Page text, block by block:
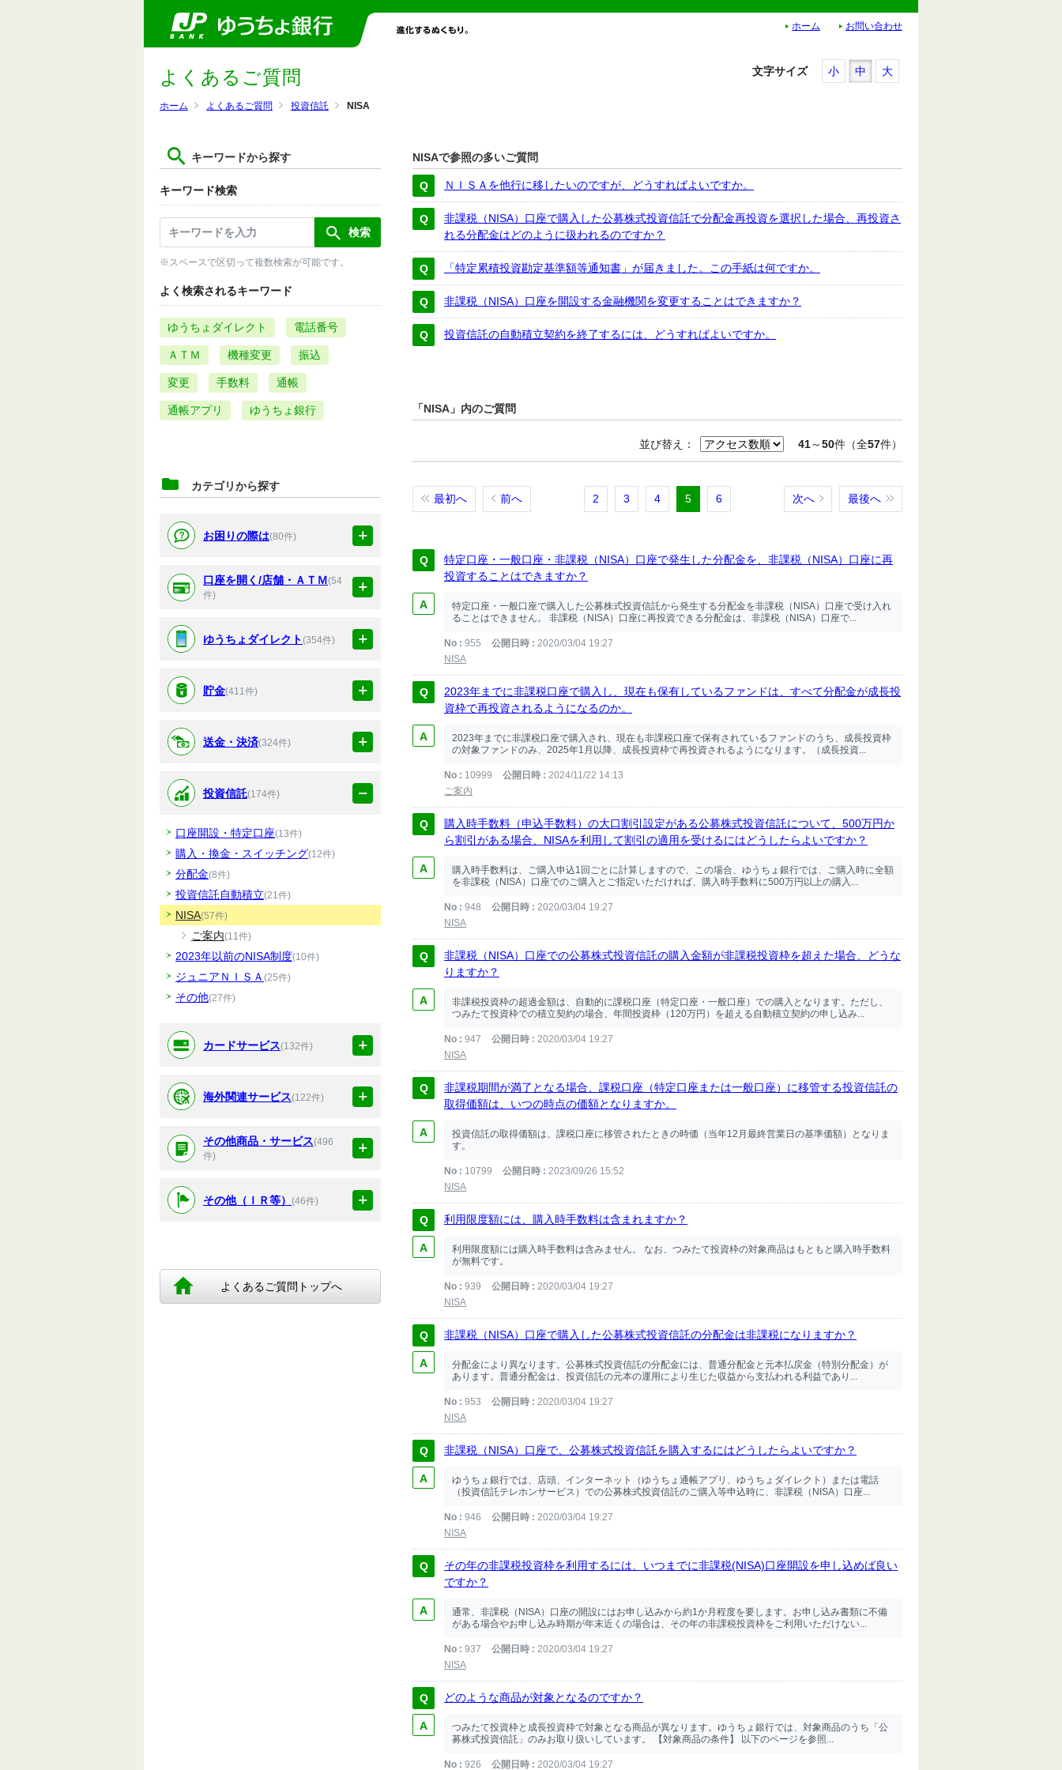
ホーム お問い合わせ
ホーム よくあるご質問 投資信託 NISA
よくあるご質問
キーワードから探す
キーワード検索
※スペースで区切って複数検索が可能です。
よく検索されるキーワード
ゆうちょダイレクト 電話番号
ＡＴＭ 機種変更 振込
変更 手数料 通帳
通帳アプリ ゆうちょ銀行
カテゴリから探す
お困りの際は(80件)
口座を開く/店舗・ＡＴＭ(54
件)
ゆうちょダイレクト(354件)
貯金(411件)
送金・決済(324件)
投資信託(174件)
口座開設・特定口座(13件)
購入・換金・スイッチング(12件)
分配金(8件)
投資信託自動積立(21件)
NISA(57件)
ご案内(11件)
2023年以前のNISA制度(10件)
ジュニアＮＩＳＡ (25件)
その他(27件)
カードサービス(132件)
海外関連サービス(122件)
その他商品・サービス(496
件)
その他（ＩＲ等） (46件)
よくあるご質問トップへ
文字サイズ 小 中 大
NISAで参照の多いご質問
ＮＩＳＡを他行に移したいのですが、どうすればよいですか。
非課税（NISA）口座で購入した公募株式投資信託で分配金再投資を選択した場合、再投資さ
れる分配金はどのように扱われるのですか？
「特定累積投資勘定基準額等通知書」が届きました。この手紙は何ですか。
非課税（NISA）口座を開設する金融機関を変更することはできますか？
投資信託の自動積立契約を終了するには、どうすればよいですか。
「NISA」内のご質問
並び替え： 41～50件（全57件）
最初へ 前へ 2 3 4 5 6 次へ 最後へ
特定口座・一般口座・非課税（NISA）口座で発生した分配金を、非課税（NISA）口座に再
投資することはできますか？
特定口座・一般口座で購入した公募株式投資信託から発生する分配金を非課税（NISA）口座で受け入れ
ることはできません。 非課税（NISA）口座に再投資できる分配金は、非課税（NISA）口座で...
No 955 公開日時
2020/03/04 19:27
NISA
2023年までに非課税口座で購入し、現在も保有しているファンドは、すべて分配金が成⾧投
資枠で再投資されるようになるのか。
2023年までに非課税口座で購入され、現在も非課税口座で保有されているファンドのうち、成⾧投資枠
の対象ファンドのみ、2025年1月以降、成⾧投資枠で再投資されるようになります。（成⾧投資...
No 10999 公開日時
2024/11/22 14:13
ご案内
購入時手数料（申込手数料）の大口割引設定がある公募株式投資信託について、500万円か
ら割引がある場合、NISAを利用して割引の適用を受けるにはどうしたらよいですか？
購入時手数料は、ご購入申込1回ごとに計算しますので、この場合、ゆうちょ銀行では、ご購入時に全額
を非課税（NISA）口座でのご購入とご指定いただければ、購入時手数料に500万円以上の購入...
No 948 公開日時
2020/03/04 19:27
NISA
非課税（NISA）口座での公募株式投資信託の購入金額が非課税投資枠を超えた場合、どうな
りますか？
非課税投資枠の超過金額は、自動的に課税口座（特定口座・一般口座）での購入となります。ただし、
つみたて投資枠での積立契約の場合、年間投資枠（120万円）を超える自動積立契約の申し込み...
No 947 公開日時
2020/03/04 19:27
NISA
非課税期間が満了となる場合、課税口座（特定口座または一般口座）に移管する投資信託の
取得価額は、いつの時点の価額となりますか。
投資信託の取得価額は、課税口座に移管されたときの時価（当年12月最終営業日の基準価額）となりま
す。
No 10799 公開日時
2023/09/26 15:52
NISA
利用限度額には、購入時手数料は含まれますか？
利用限度額には購入時手数料は含みません。 なお、つみたて投資枠の対象商品はもともと購入時手数料
が無料です。
No 939 公開日時
2020/03/04 19:27
NISA
非課税（NISA）口座で購入した公募株式投資信託の分配金は非課税になりますか？
分配金により異なります。公募株式投資信託の分配金には、普通分配金と元本払戻金（特別分配金）が
あります。普通分配金は、投資信託の元本の運用により生じた収益から支払われる利益であり...
No 953 公開日時
2020/03/04 19:27
NISA
非課税（NISA）口座で、公募株式投資信託を購入するにはどうしたらよいですか？
ゆうちょ銀行では、店頭、インターネット（ゆうちょ通帳アプリ、ゆうちょダイレクト）または電話
（投資信託テレホンサービス）での公募株式投資信託のご購入等申込時に、非課税（NISA）口座...
No 946 公開日時
2020/03/04 19:27
NISA
その年の非課税投資枠を利用するには、いつまでに非課税(NISA)口座開設を申し込めば良い
ですか？
通常、非課税（NISA）口座の開設にはお申し込みから約1か月程度を要します。お申し込み書類に不備
がある場合やお申し込み時期が年末近くの場合は、その年の非課税投資枠をご利用いただけない...
No 937 公開日時
2020/03/04 19:27
NISA
どのような商品が対象となるのですか？
つみたて投資枠と成長投資枠で対象となる商品が異なります。ゆうちょ銀行では、対象商品のうち「公
募株式投資信託」のみお取り扱いしています。 【対象商品の条件】 以下のページを参照...
No 926 公開日時 2020/03/04 19:27